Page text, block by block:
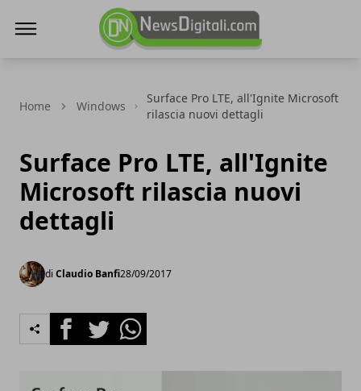
Home Windows
Surface Pro LTE, all'Ignite Microsoft
rilascia nuovi dettagli
Surface Pro LTE, all'Ignite
Microsoft rilascia nuovi
dettagli
di Claudio Banfi28/09/2017
FacebookTwitterWhatsapp